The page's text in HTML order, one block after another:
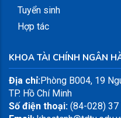
Tuyển sinh
Hợp tác
KHOA TÀI CHÍNH NGÂN
Địa chỉ:Phòng B004, 19
TP. Hồ Chí Minh
Số điện thoại: (84-028) 37